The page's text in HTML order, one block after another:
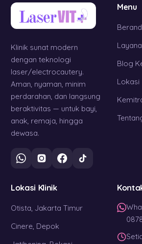
Klinik sunat modern
dengan teknologi
laser/electrocautery.
Aman, nyaman, minim
perdarahan, dan langsung
beraktivitas — untuk bayi,
anak, remaja, hingga
dewasa.
Menu
Blog
Lokasi
Lokasi Klinik
Otista, Jakarta Timur
Cinere, Depok